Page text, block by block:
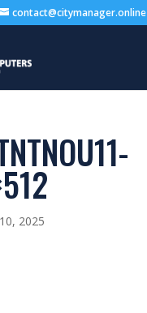
contact@citymanager.online
2025